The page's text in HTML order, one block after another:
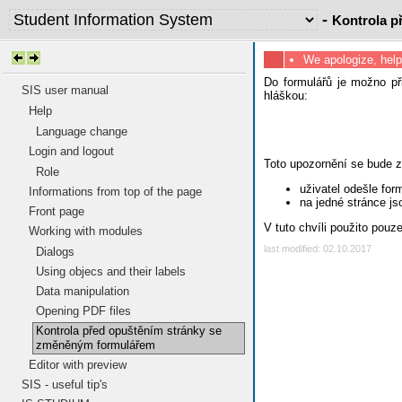
- Kontrola
SIS user manual
Help
Language change
Login and logout
Role
Informations from top of the page
Front page
Working with modules
Dialogs
Using objecs and their labels
Data manipulation
Opening PDF files
Kontrola před opuštěním stránky se
změněným formulářem
Editor with preview
SIS - useful tip's
We apologize,
Do formulářů je možno
hláškou:
Toto upozornění se bude
uživatel odešle
na jedné stránce
V tuto chvíli použito
last modified: 02.10.2017